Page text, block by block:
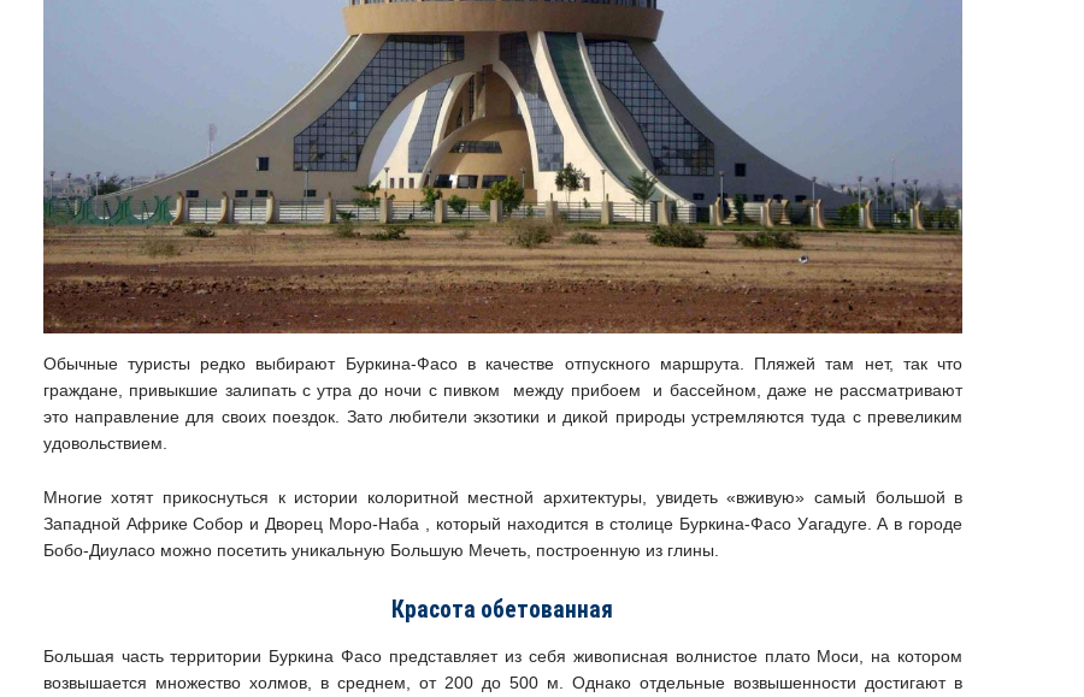
Обычные туристы редко выбирают Буркина-Фасо в качестве отпускного маршрута. Пляжей там нет, так что
граждане, привыкшие залипать с утра до ночи с пивком между прибоем и бассейном, даже не рассматривают
это направление для своих поездок. Зато любители экзотики и дикой природы устремляются туда с превеликим
удовольствием.
Многие хотят прикоснуться к истории колоритной местной архитектуры, увидеть «вживую» самый большой в
Западной Африке Собор и Дворец Моро-Наба , который находится в столице Буркина-Фасо Уагадуге. А в городе
Бобо-Диуласо можно посетить уникальную Большую Мечеть, построенную из глины.
Красота обетованная
Большая часть территории Буркина Фасо представляет из себя живописная волнистое плато Моси, на котором
возвышается множество холмов, в среднем, от 200 до 500 м. Однако отдельные возвышенности достигают в